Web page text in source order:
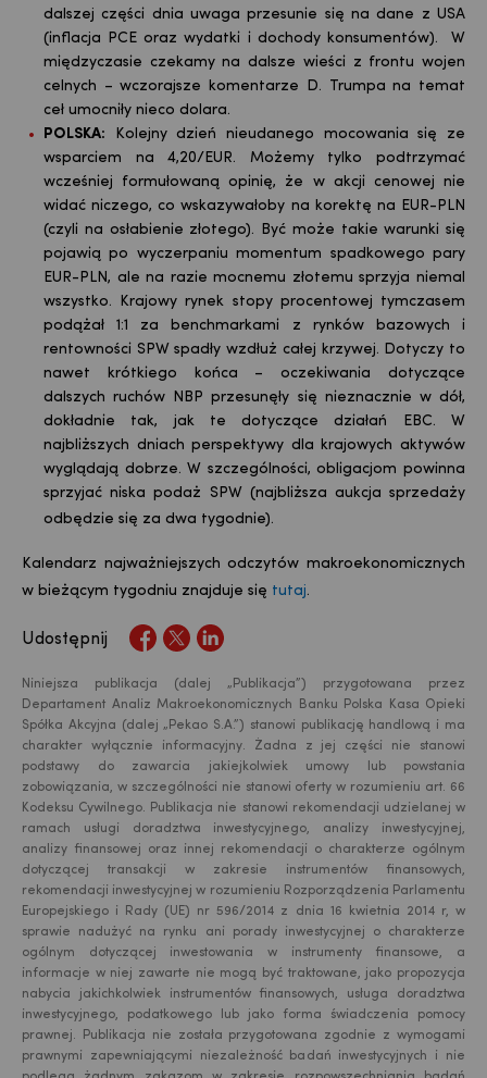
dalszej części dnia uwaga przesunie się na dane z USA
(inflacja PCE oraz wydatki i dochody konsumentów). W
międzyczasie czekamy na dalsze wieści z frontu wojen
celnych – wczorajsze komentarze D. Trumpa na temat
ceł umocniły nieco dolara.
POLSKA: Kolejny dzień nieudanego mocowania się ze
wsparciem na 4,20/EUR. Możemy tylko podtrzymać
wcześniej formułowaną opinię, że w akcji cenowej nie
widać niczego, co wskazywałoby na korektę na EUR-PLN
(czyli na osłabienie złotego). Być może takie warunki się
pojawią po wyczerpaniu momentum spadkowego pary
EUR-PLN, ale na razie mocnemu złotemu sprzyja niemal
wszystko. Krajowy rynek stopy procentowej tymczasem
podążał 1:1 za benchmarkami z rynków bazowych i
rentowności SPW spadły wzdłuż całej krzywej. Dotyczy to
nawet krótkiego końca – oczekiwania dotyczące
dalszych ruchów NBP przesunęły się nieznacznie w dół,
dokładnie tak, jak te dotyczące działań EBC. W
najbliższych dniach perspektywy dla krajowych aktywów
wyglądają dobrze. W szczególności, obligacjom powinna
sprzyjać niska podaż SPW (najbliższa aukcja sprzedaży
odbędzie się za dwa tygodnie).
Ka lendarz najważniejszych odczytów makroekonomicznych
w bieżącym tygodniu znajduje się tutaj.
Udostępnij
Niniejsza publikacja (dalej „Publikacja”) przygotowana przez
Departament Analiz Makroekonomicznych Banku Polska Kasa Opieki
Spółka Akcyjna (dalej „Pekao S.A.”) stanowi publikację handlową i ma
charakter wyłącznie informacyjny. Żadna z jej części nie stanowi
podstawy do zawarcia jakiejkolwiek umowy lub powstania
zobowiązania, w szczególności nie stanowi oferty w rozumieniu art. 66
Kodeksu Cywilnego. Publikacja nie stanowi rekomendacji udzielanej w
ramach usługi doradztwa inwestycyjnego, analizy inwestycyjnej,
analizy finansowej oraz innej rekomendacji o charakterze ogólnym
dotyczącej transakcji w zakresie instrumentów finansowych,
rekomendacji inwestycyjnej w rozumieniu Rozporządzenia Parlamentu
Europejskiego i Rady (UE) nr 596/2014 z dnia 16 kwietnia 2014 r, w
sprawie nadużyć na rynku ani porady inwestycyjnej o charakterze
ogólnym dotyczącej inwestowania w instrumenty finansowe, a
informacje w niej zawarte nie mogą być traktowane, jako propozycja
nabycia jakichkolwiek instrumentów finansowych, usługa doradztwa
inwestycyjnego, podatkowego lub jako forma świadczenia pomocy
prawnej. Publikacja nie została przygotowana zgodnie z wymogami
prawnymi zapewniającymi niezależność badań inwestycyjnych i nie
USD
EUR